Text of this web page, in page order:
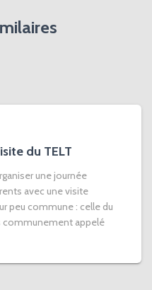
du TELT
une journée
avec une visite
peu commune : celle du
communement appelé